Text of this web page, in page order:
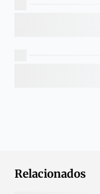
Relacionados